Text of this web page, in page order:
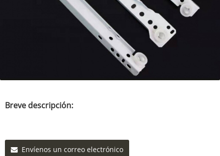
Breve descripción:
Envíenos un correo electrónico